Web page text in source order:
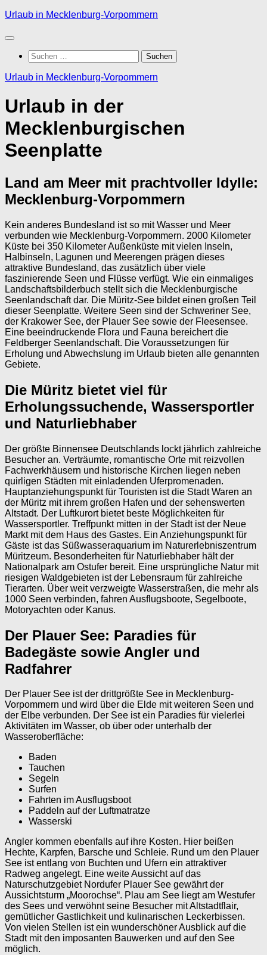
Zum
springen
Urlaub in Mecklenburg-Vorpommern
Suchen
nach:
Urlaub in Mecklenburg-Vorpommern
Urlaub in der
Mecklenburgischen
Seenplatte
Land am Meer mit prachtvoller Idylle:
Mecklenburg-Vorpommern
Kein anderes Bundesland ist so mit Wasser und Meer
verbunden wie Mecklenburg-Vorpommern. 2000 Kilometer
Küste bei 350 Kilometer Außenküste mit vielen Inseln,
Halbinseln, Lagunen und Meerengen prägen dieses
attraktive Bundesland, das zusätzlich über viele
faszinierende Seen und Flüsse verfügt. Wie ein einmaliges
Landschaftsbilderbuch stellt sich die Mecklenburgische
Seenlandschaft dar. Die Müritz-See bildet einen großen Teil
dieser Seenplatte. Weitere Seen sind der Schweriner See,
der Krakower See, der Plauer See sowie der Fleesensee.
Eine beeindruckende Flora und Fauna bereichert die
Feldberger Seenlandschaft. Die Voraussetzungen für
Erholung und Abwechslung im Urlaub bieten alle genannten
Gebiete.
Die Müritz bietet viel für
Erholungssuchende, Wassersportler
und Naturliebhaber
Der größte Binnensee Deutschlands lockt jährlich zahlreiche
Besucher an. Verträumte, romantische Orte mit reizvollen
Fachwerkhäusern und historische Kirchen liegen neben
quirligen Städten mit einladenden Uferpromenaden.
Hauptanziehungspunkt für Touristen ist die Stadt Waren an
der Müritz mit ihrem großen Hafen und der sehenswerten
Altstadt. Der Luftkurort bietet beste Möglichkeiten für
Wassersportler. Treffpunkt mitten in der Stadt ist der Neue
Markt mit dem Haus des Gastes. Ein Anziehungspunkt für
Gäste ist das Süßwasseraquarium im Naturerlebniszentrum
Müritzeum. Besonderheiten für Naturliebhaber hält der
Nationalpark am Ostufer bereit. Eine ursprüngliche Natur mit
riesigen Waldgebieten ist der Lebensraum für zahlreiche
Tierarten. Über weit verzweigte Wasserstraßen, die mehr als
1000 Seen verbinden, fahren Ausflugsboote, Segelboote,
Motoryachten oder Kanus.
Der Plauer See: Paradies für
Badegäste sowie Angler und
Radfahrer
Der Plauer See ist der drittgrößte See in Mecklenburg-
Vorpommern und wird über die Elde mit weiteren Seen und
der Elbe verbunden. Der See ist ein Paradies für vielerlei
Aktivitäten im Wasser, ob über oder unterhalb der
Wasseroberfläche:
Baden
Tauchen
Segeln
Surfen
Fahrten im Ausflugsboot
Paddeln auf der Luftmatratze
Wasserski
Angler kommen ebenfalls auf ihre Kosten. Hier beißen
Hechte, Karpfen, Barsche und Schleie. Rund um den Plauer
See ist entlang von Buchten und Ufern ein attraktiver
Radweg angelegt. Eine weite Aussicht auf das
Naturschutzgebiet Nordufer Plauer See gewährt der
Aussichtsturm „Moorochse“. Plau am See liegt am Westufer
des Sees und verwöhnt seine Besucher mit Altstadtflair,
gemütlicher Gastlichkeit und kulinarischen Leckerbissen.
Von vielen Stellen ist ein wunderschöner Ausblick auf die
Stadt mit den imposanten Bauwerken und auf den See
möglich.